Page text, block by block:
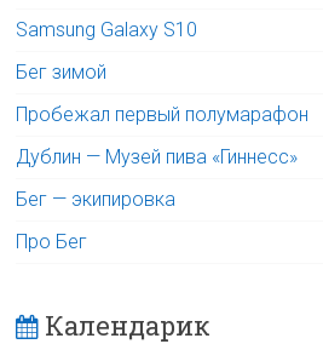
Samsung Galaxy S10
Бег зимой
Пробежал первый полумарафон
Дублин — Музей пива «Гиннесс»
Бег — экипировка
Про Бег
Календарик